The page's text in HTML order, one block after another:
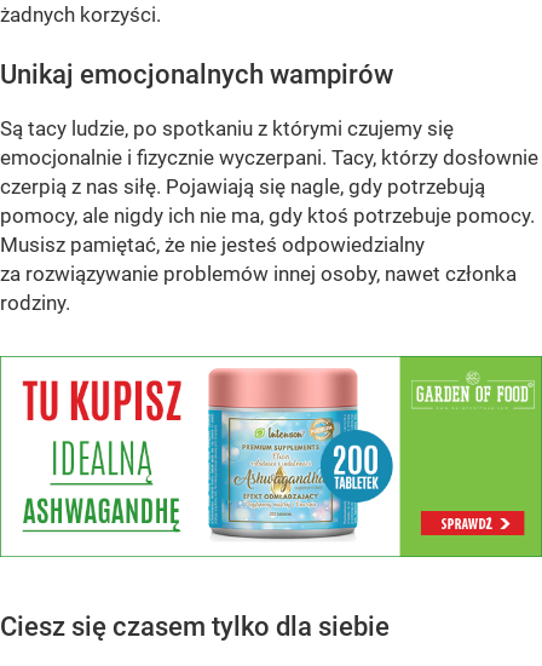
żadnych korzyści.
Unikaj emocjonalnych wampirów
Są tacy ludzie, po spotkaniu z którymi czujemy się
emocjonalnie i fizycznie wyczerpani. Tacy, którzy dosłownie
czerpią z nas siłę. Pojawiają się nagle, gdy potrzebują
pomocy, ale nigdy ich nie ma, gdy ktoś potrzebuje pomocy.
Musisz pamiętać, że nie jesteś odpowiedzialny
za rozwiązywanie problemów innej osoby, nawet członka
rodziny.
Ciesz się czasem tylko dla siebie